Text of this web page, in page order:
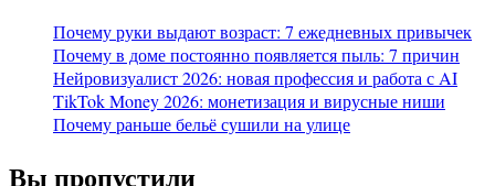
Почему руки выдают возраст: 7 ежедневных привычек
Почему в доме постоянно появляется пыль: 7 причин
Нейровизуалист 2026: новая профессия и работа с AI
TikTok Money 2026: монетизация и вирусные ниши
Почему раньше бельё сушили на улице
Вы пропустили